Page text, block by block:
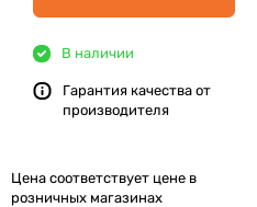
В наличии
Гарантия качества от
производителя
Цена соответствует цене в
розничных магазинах